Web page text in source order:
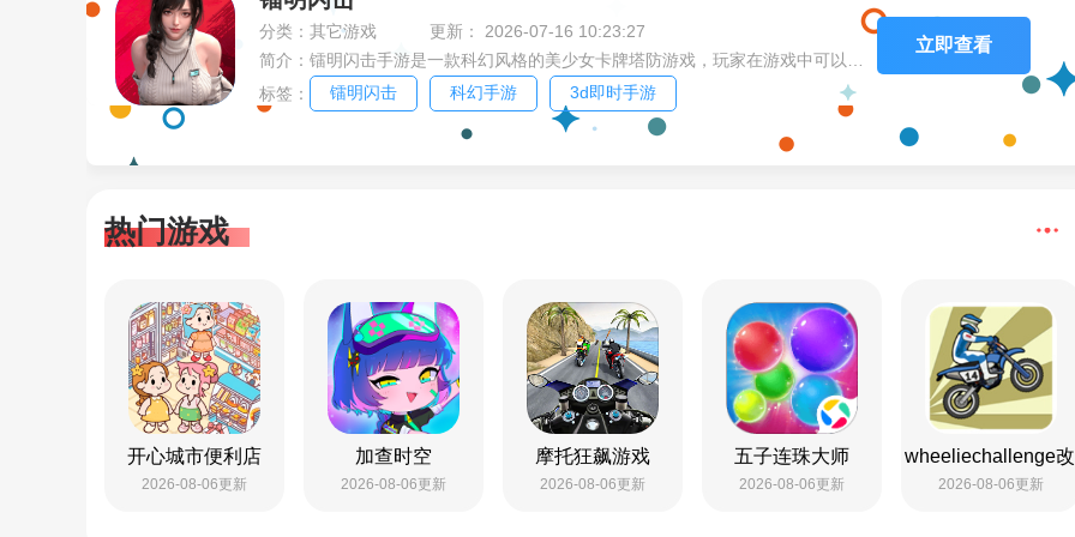
分类：其它游戏
更新： 2026-07-16 10:23:27
简介：镭明闪击手游是一款科幻风格的美少女卡牌塔防游戏，玩家在游戏中可以体验从防御到进攻的转变，结合了策略布局和战斗。你可以招募并组建自己的队伍，队伍中包含多种职业角色，涵盖了防御、输出和治疗等各个方面。此外，游戏还支持火力分散和多方位战术进攻，让战斗更加多样化。快来加入体验吧！
标签：
镭明闪击 科幻手游 3d即时手游
立即查看
热门游戏
开心城市便利店
2026-08-06更新
加查时空
2026-08-06更新
摩托狂飙游戏
2026-08-06更新
五子连珠大师
2026-08-06更新
wheeliechallenge
2026-08-06更新